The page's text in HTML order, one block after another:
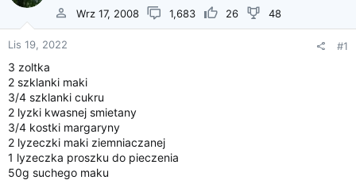
t
p
o
z
c
i
Wrz 17, 2008
1,683 26 48
Lis 19, 2022 #1
3 zoltka
2 szklanki maki
3/4 szklanki cukru
2 lyzki kwasnej smietany
3/4 kostki margaryny
2 lyzeczki maki ziemniaczanej
1 lyzeczka proszku do pieczenia
50g suchego maku